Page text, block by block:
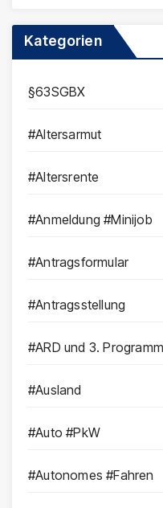
Kategorien
§63SGBX
#Altersarmut
#Altersrente
#Anmeldung #Minijob
#Antragsformular
#Antragsstellung
#ARD und 3.
#Ausland
#Auto #PkW
#Autonomes #Fahren